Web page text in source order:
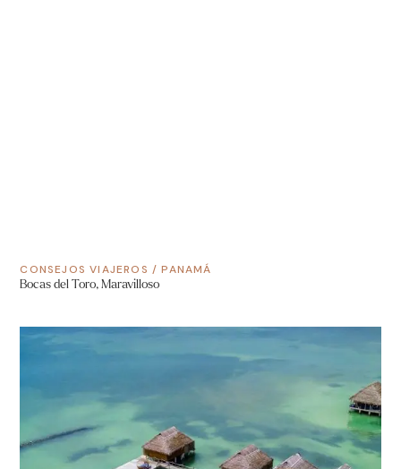
CONSEJOS VIAJEROS /PANAMÁ
Bocas del Toro, Maravilloso